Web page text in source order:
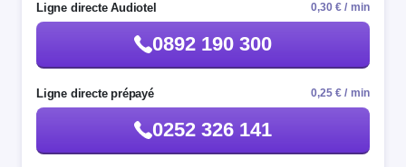
Ligne directe Audiotel 0,30 € / min
0892 190 300
Ligne directe prépayé 0,25 € / min
0252 326 141